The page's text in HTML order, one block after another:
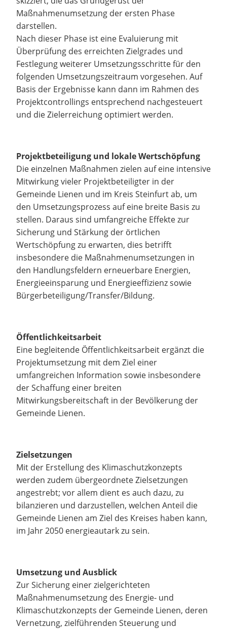
Maßnahmenumsetzung der ersten Phase
darstellen.
Nach dieser Phase ist eine Evaluierung mit
Überprüfung des erreichten Zielgrades und
Festlegung weiterer Umsetzungsschritte für den
folgenden Umsetzungszeitraum vorgesehen. Auf
Basis der Ergebnisse kann dann im Rahmen des
Projektcontrollings entsprechend nachgesteuert
und die Zielerreichung optimiert werden.
Projektbeteiligung und lokale Wertschöpfung
Die einzelnen Maßnahmen zielen auf eine intensive
Mitwirkung vieler Projektbeteiligter in der
Gemeinde Lienen und im Kreis Steinfurt ab, um
den Umsetzungsprozess auf eine breite Basis zu
stellen. Daraus sind umfangreiche Effekte zur
Sicherung und Stärkung der örtlichen
Wertschöpfung zu erwarten, dies betrifft
insbesondere die Maßnahmenumsetzungen in
den Handlungsfeldern erneuerbare Energien,
Energieeinsparung und Energieeffizienz sowie
Bürgerbeteiligung/Transfer/Bildung.
Öffentlichkeitsarbeit
Eine begleitende Öffentlichkeitsarbeit ergänzt die
Projektumsetzung mit dem Ziel einer
umfangreichen Information sowie insbesondere
der Schaffung einer breiten
Mitwirkungsbereitschaft in der Bevölkerung der
Gemeinde Lienen.
Zielsetzungen
Mit der Erstellung des Klimaschutzkonzepts
werden zudem übergeordnete Zielsetzungen
angestrebt; vor allem dient es auch dazu, zu
bilanzieren und darzustellen, welchen Anteil die
Gemeinde Lienen am Ziel des Kreises haben kann,
im Jahr 2050 energieautark zu sein.
Umsetzung und Ausblick
Zur Sicherung einer zielgerichteten
Maßnahmenumsetzung des Energie- und
Klimaschutzkonzepts der Gemeinde Lienen, deren
Vernetzung, zielführenden Steuerung und